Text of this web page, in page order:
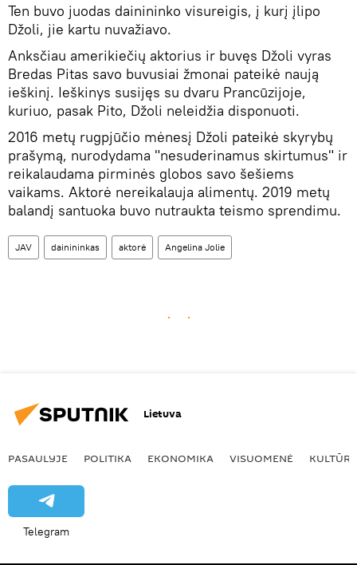
Ten buvo juodas dainininko visureigis, į kurį įlipo
Džoli, jie kartu nuvažiavo.
Anksčiau amerikiečių aktorius ir buvęs Džoli vyras
Bredas Pitas savo buvusiai žmonai pateikė naują
ieškinį. Ieškinys susijęs su dvaru Prancūzijoje,
kuriuo, pasak Pito, Džoli neleidžia disponuoti.
2016 metų rugpjūčio mėnesį Džoli pateikė skyrybų
prašymą, nurodydama "nesuderinamus skirtumus" ir
reikalaudama pirminės globos savo šešiems
vaikams. Aktorė nereikalauja alimentų. 2019 metų
balandį santuoka buvo nutraukta teismo sprendimu.
JAV dainininkas aktorė Angelina Jolie
Lietuva
PASAULYJE POLITIKA EKONOMIKA VISUOMENĖ KULTŪRA
Telegram